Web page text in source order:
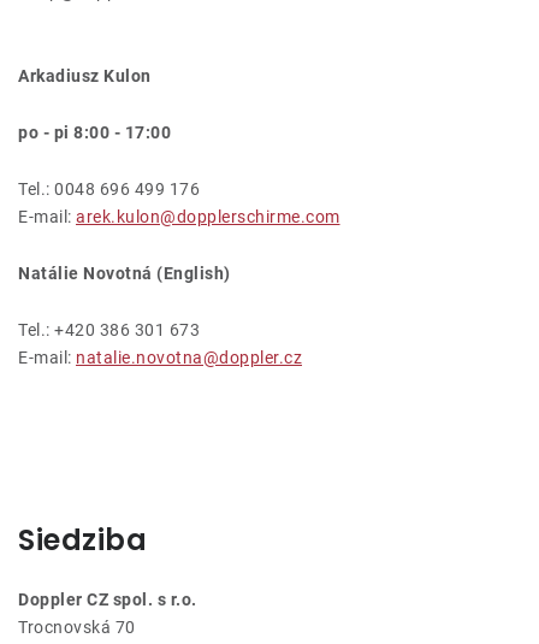
Akcesoria
Produkty gastronomiczne
Arkadiusz Kulon
po - pi 8:00 - 17:00
Tel.: 0048 696 499 176
E-mail: arek.kulon@dopplerschirme.com
Natálie Novotná (English)
Tel.: +420 386 301 673
E-mail: natalie.novotna@doppler.cz
Siedziba
Doppler CZ spol. s r.o.
Trocnovská 70